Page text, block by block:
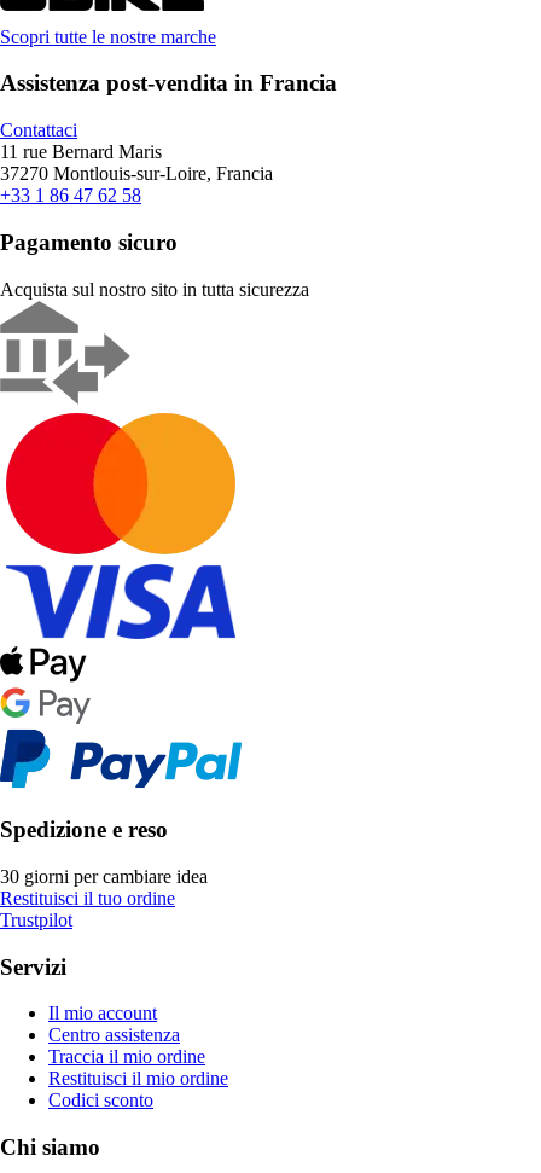
Scopri tutte le nostre marche
Assistenza post-vendita in Francia
Contattaci
11 rue Bernard Maris
37270 Montlouis-sur-Loire, Francia
+33 1 86 47 62 58
Pagamento sicuro
Acquista sul nostro sito in tutta sicurezza
Spedizione e reso
30 giorni per cambiare idea
Restituisci il tuo ordine
Trustpilot
Servizi
Il mio account
Centro assistenza
Traccia il mio ordine
Restituisci il mio ordine
Codici sconto
Chi siamo